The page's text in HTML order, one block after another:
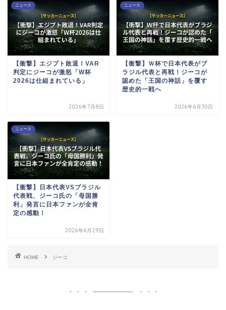
ニュース
【衝撃】エジプト敗退！VAR
判定にジーコが激怒「W杯
2026は仕組まれている」
2026年7月8日
ニュース
【衝撃】Ｗ杯で日本代表がブ
ラジル代表と再戦！ジーコが
認めた「王国の神話」を覆す
歴史的一戦へ
2026年6月30日
ニュース
【衝撃】日本代表VSブラジル
代表戦、ジーコ氏の「母国勝
利」発言に日本ファンが全肯
定の感動！
2026年6月29日
HOME ジーコ